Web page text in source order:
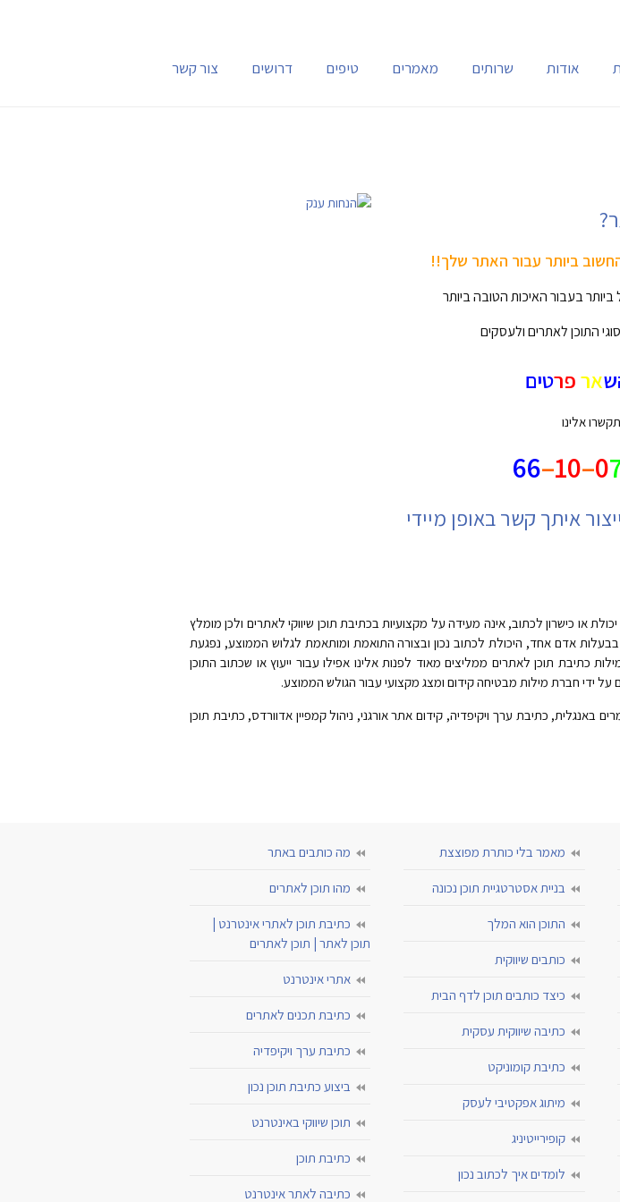
אודות שרותים מאמרים טיפים דרושים צור קשר
ביותר עבור האתר שלך!!
ביותר בעבור האיכות הטובה ביותר
התוכן לאתרים ולעסקים
ארפרטים
אלינו
0
–
10
–
66
איתך קשר באופן מיידי
או כישרון לכתוב, אינה מעידה על מקצועיות בכתיבת תוכן שיווקי לאתרים ולכן מומלץ
אדם אחד, היכולת לכתוב נכון ובצורה התואמת ומותאמת לגלוש הממוצע, נפגעת
תוכן לאתרים ממליצים מאוד לפנות אלינו אפילו עבור ייעוץ או שכתוב התוכן
ידי חברת מילות מבטיחה קידום ומצג מקצועי עבור הגולש הממוצע.
באנגלית, כתיבת ערך ויקיפדיה, קידום אתר אורגני, ניהול קמפיין אדוורדס, כתיבת תוכן
מאמר בלי כותרת מפוצצת
בניית אסטרטגיית תוכן נכונה
התוכן הוא המלך
כותבים שיווקית
כיצד כותבים תוכן לדף הבית
כתיבה שיווקית עסקית
כתיבת קומוניקט
מיתוג אפקטיבי לעסק
קופירייטיניג
לומדים איך לכתוב נכון
מה כותבים באתר
מהו תוכן לאתרים
כתיבת תוכן לאתרי אינטרנט |
תוכן לאתר | תוכן לאתרים
אתרי אינטרנט
כתיבת תכנים לאתרים
כתיבת ערך ויקיפדיה
ביצוע כתיבת תוכן נכון
תוכן שיווקי באינטרנט
כתיבת תוכן
כתיבה לאתר אינטרנט